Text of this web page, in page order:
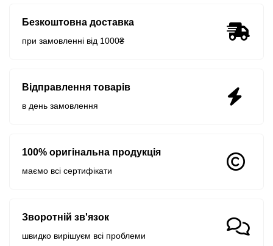
Безкоштовна доставка
при замовленні від 1000₴
Відправлення товарів
в день замовлення
100% оригінальна продукція
маємо всі сертифікати
Зворотній зв'язок
швидко вирішуєм всі проблеми